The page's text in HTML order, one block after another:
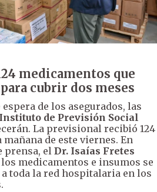
medicamentos que
cubrir dos meses
de los asegurados, las
Instituto de Previsión Social
La previsional recibió 124
de este viernes. En
prensa, elDr. Isaías Fretes
medicamentos e insumos se
toda la red hospitalaria en los